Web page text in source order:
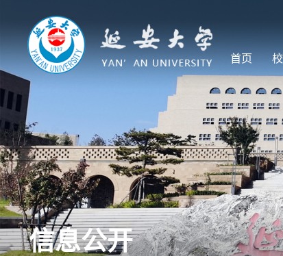
首页
信息公开